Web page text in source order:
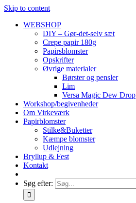
Skip to content
WEBSHOP
DIY – Gør-det-selv sæt
Crepe papir 180g
Papirsblomster
Opskrifter
Øvrige materialer
Børster og pensler
Lim
Versa Magic Dew Drop
Workshop/begivenheder
Om Virkeværk
Papirblomster
Stilke&Buketter
Kæmpe blomster
Udlejning
Bryllup & Fest
Kontakt
Søg efter: